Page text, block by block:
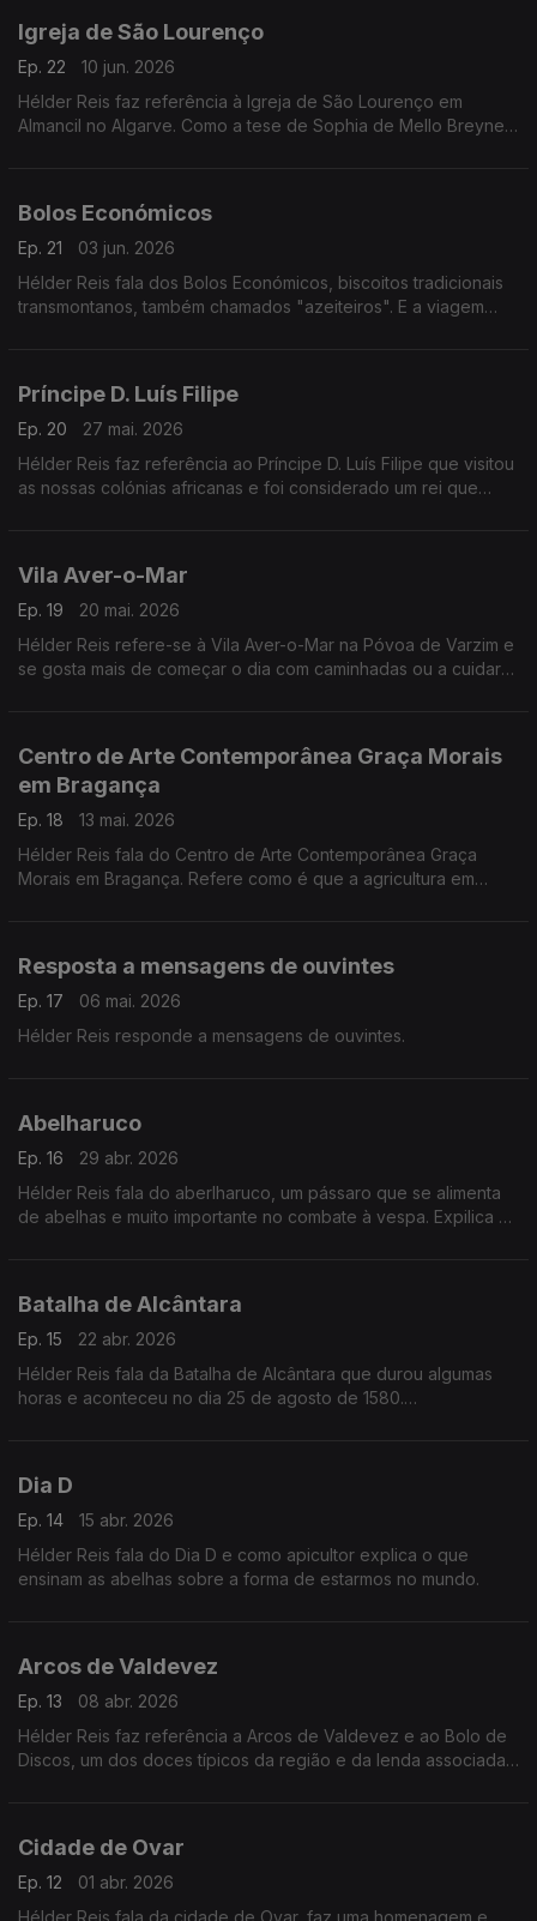
Igreja de São Lourenço
Ep. 22
10 jun. 2026
Hélder Reis faz referência à Igreja de São Lourenço em
Almancil no Algarve. Como a tese de Sophia de Mello Breyner
Bolos Económicos
Ep. 21
03 jun. 2026
Hélder Reis fala dos Bolos Económicos, biscoitos tradicionais
transmontanos, também chamados "azeiteiros". E a viagem
Príncipe D. Luís Filipe
Ep. 20
27 mai. 2026
Hélder Reis faz referência ao Príncipe D. Luís Filipe que visitou
as nossas colónias africanas e foi considerado um rei que
Vila Aver-o-Mar
Ep. 19
20 mai. 2026
Hélder Reis refere-se à Vila Aver-o-Mar na Póvoa de Varzim e
se gosta mais de começar o dia com caminhadas ou a cuidar
Centro de Arte Contemporânea Graça Morais
em Bragança
Ep. 18
13 mai. 2026
Hélder Reis fala do Centro de Arte Contemporânea Graça
Morais em Bragança. Refere como é que a agricultura em
Resposta a mensagens de ouvintes
Ep. 17
06 mai. 2026
Hélder Reis responde a mensagens de ouvintes.
Abelharuco
Ep. 16
29 abr. 2026
Hélder Reis fala do aberlharuco, um pássaro que se alimenta
de abelhas e muito importante no combate à vespa. Expilica se
Batalha de Alcântara
Ep. 15
22 abr. 2026
Hélder Reis fala da Batalha de Alcântara que durou algumas
horas e aconteceu no dia 25 de agosto de 1580.
Dia D
Ep. 14
15 abr. 2026
Hélder Reis fala do Dia D e como apicultor explica o que
ensinam as abelhas sobre a forma de estarmos no mundo.
Arcos de Valdevez
Ep. 13
08 abr. 2026
Hélder Reis faz referência a Arcos de Valdevez e ao Bolo de
Discos, um dos doces típicos da região e da lenda associada
Cidade de Ovar
Ep. 12
01 abr. 2026
Hélder Reis fala da cidade de Ovar, faz uma homenagem e